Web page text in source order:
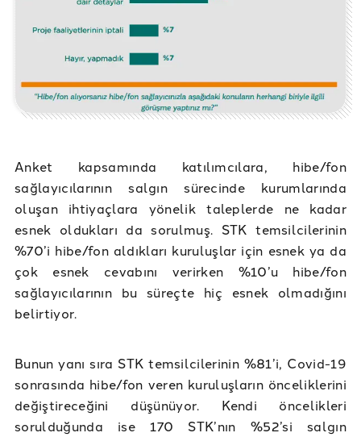
Anket kapsamında katılımcılara, hibe/fon
sağlayıcılarının salgın sürecinde kurumlarında
oluşan ihtiyaçlara yönelik taleplerde ne kadar
esnek oldukları da sorulmuş. STK temsilcilerinin
%70’i hibe/fon aldıkları kuruluşlar için esnek ya da
çok esnek cevabını verirken %10’u hibe/fon
sağlayıcılarının bu süreçte hiç esnek olmadığını
belirtiyor.
Bunun yanı sıra STK temsilcilerinin %81’i, Covid-19
sonrasında hibe/fon veren kuruluşların önceliklerini
değiştireceğini düşünüyor. Kendi öncelikleri
sorulduğunda ise 170 STK’nın %52’si salgın